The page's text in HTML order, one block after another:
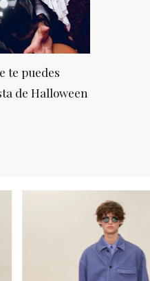
te puedes
de Halloween